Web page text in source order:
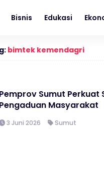
Bisnis Edukasi
bimtek kemendagri
Sumut Perkuat
Masyarakat
3 Juni 2026 Sumut